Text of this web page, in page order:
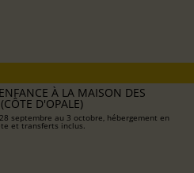
À LA MAISON DES
D'OPALE)
septembre au 3 octobre, hébergement en
et transferts inclus.